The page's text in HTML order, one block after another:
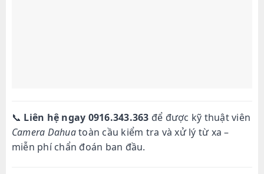
📞 Liên hệ ngay 0916.343.363 để được kỹ thuật viên
Camera Dahuatoàn cầu kiểm tra và xử lý từ xa –
miễn phí chẩn đoán ban đầu.